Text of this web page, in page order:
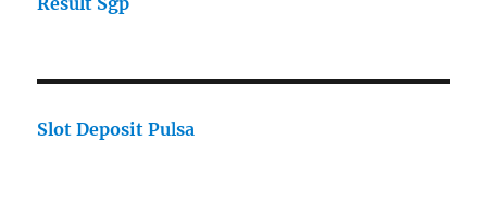
Slot Deposit Pulsa